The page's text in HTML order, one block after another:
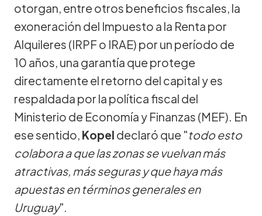
otorgan, entre otros beneficios fiscales, la
exoneración del Impuesto a la Renta por
Alquileres (IRPF o IRAE) por un período de
10 años, una garantía que protege
directamente el retorno del capital y es
respaldada por la política fiscal del
Ministerio de Economía y Finanzas (MEF). En
ese sentido, Kopel declaró que "todo esto
colabora a que las zonas se vuelvan más
atractivas, más seguras y que haya más
apuestas en términos generales en
Uruguay".